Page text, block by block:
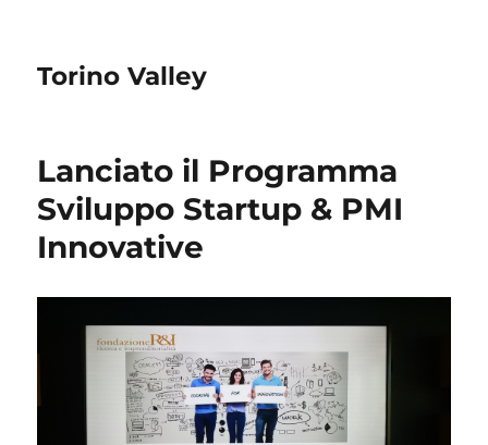
Torino Valley
Lanciato il Programma
Sviluppo Startup & PMI
Innovative